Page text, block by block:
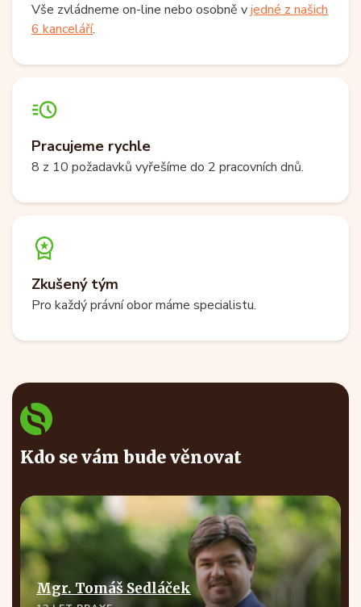
Vše zvládneme on-line nebo osobně vjedné z našich
6 kanceláří.
Pracujeme rychle
8 z 10 požadavků vyřešíme do 2 pracovních dnů.
Zkušený tým
Pro každý právní obor máme specialistu.
Kdo se vám bude věnovat
Mgr. Tomáš Sedláček